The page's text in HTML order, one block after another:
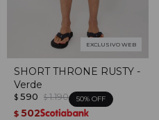
EXCLUSIVO WEB
SHORT THRONE RUSTY -
Verde
$ 590 $ 1.190 50
$ 502